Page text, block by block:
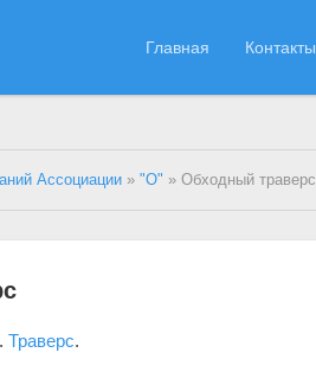
Главная Контакты
Ассоциации »"О" » Обходный траверс
Траверс.